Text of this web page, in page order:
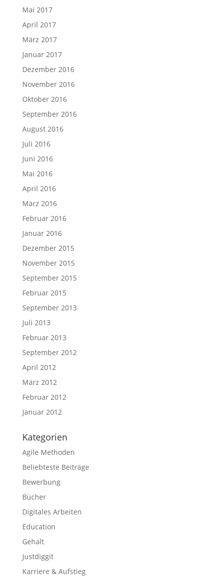
Mai 2017
April 2017
März 2017
Januar 2017
Dezember 2016
November 2016
Oktober 2016
September 2016
August 2016
Juli 2016
Juni 2016
Mai 2016
April 2016
März 2016
Februar 2016
Januar 2016
Dezember 2015
November 2015
September 2015
Februar 2015
September 2013
Juli 2013
Februar 2013
September 2012
April 2012
März 2012
Februar 2012
Januar 2012
Kategorien
Agile Methoden
Beliebteste Beiträge
Bewerbung
Bücher
Digitales Arbeiten
Education
Gehalt
Justdiggit
Karriere & Aufstieg